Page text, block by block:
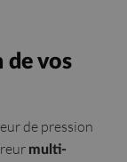
de vos
de pression
multi-